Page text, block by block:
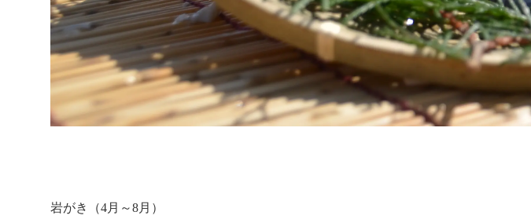
岩がき（4月～8月）